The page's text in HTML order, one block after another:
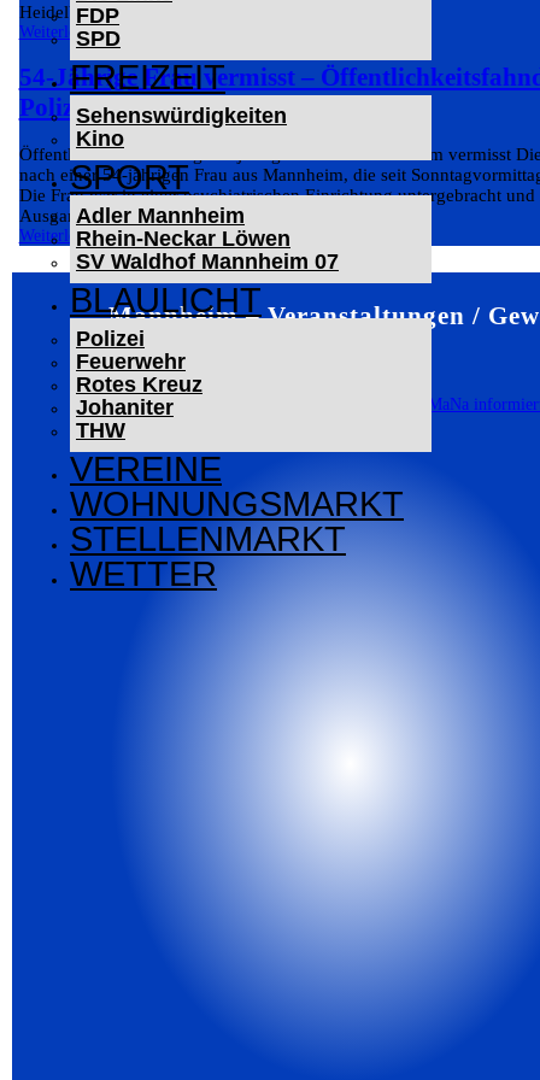
FDP
SPD
FREIZEIT
Sehenswürdigkeiten
Kino
SPORT
Adler Mannheim
Rhein-Neckar Löwen
SV Waldhof Mannheim 07
BLAULICHT
Polizei
Feuerwehr
Rotes Kreuz
Johaniter
THW
VEREINE
WOHNUNGSMARKT
STELLENMARKT
WETTER
Heidelberg-Mitte...
Weiterlesen
54-Jährige Frau vermisst –
Polizei
Öffentlichkeitsfahndung: 54-jährige Frau aus Mannheim vermisst
nach einer 54-jährigen Frau aus Mannheim, die seit
Die Frau war in einer psychiatrischen Einrichtung untergebracht
Ausgang nicht mehr...
Weiterlesen
Mannheim – Veranstaltungen /